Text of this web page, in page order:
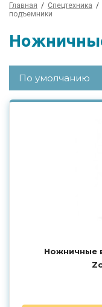
Главная Спецтехника
подъемники
Ножничные